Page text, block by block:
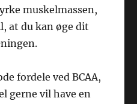
muskelmassen,
at du kan øge dit
fordele ved BCAA,
gerne vil have en